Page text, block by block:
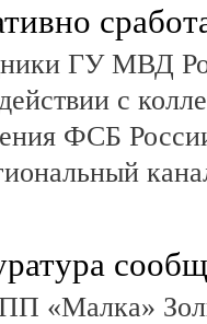
ГУ МВД
с
ФСБ
«Малка»